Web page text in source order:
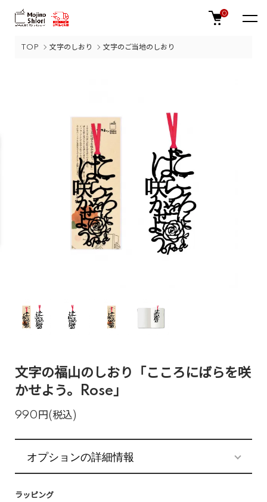
0
TOP 文字のしおり 文字のご当地のしおり
文字の福山のしおり「こころにばらを咲
かせよう。Rose」
990円(税込)
オプションの詳細情報
ラッピング